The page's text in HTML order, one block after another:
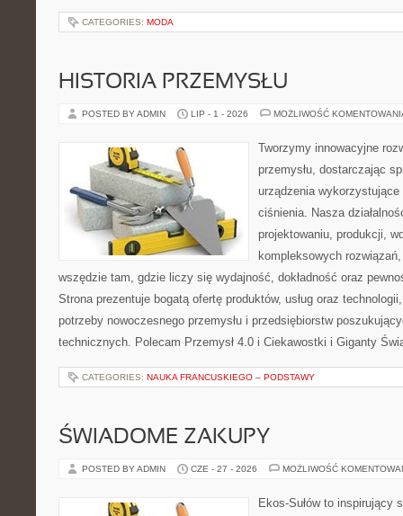
CATEGORIES: MODA
HISTORIA PRZEMYSŁU
POSTED BY ADMIN LIP - 1 - 2026 MOŻLIWOŚĆ
Tworzymy innowacyjne
przemysłu, dostarczając
urządzenia
ciśnienia. Nasza
projektowaniu, produkcji,
kompleksowych
wszędzie tam, gdzie liczy się wydajność, dokładność oraz
Strona prezentuje bogatą ofertę produktów, usług oraz
potrzeby nowoczesnego przemysłu i przedsiębiorstw
technicznych. Polecam Przemysł 4.0 i Ciekawostki i Giganty
CATEGORIES: NAUKA FRANCUSKIEGO – PODSTAWY
ŚWIADOME ZAKUPY
POSTED BY ADMIN CZE - 27 - 2026 MOŻLIWOŚĆ
Ekos-Sułów to inspirujący